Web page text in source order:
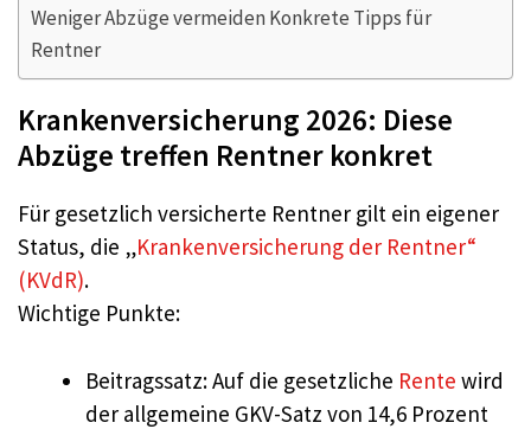
Weniger Abzüge vermeiden Konkrete Tipps für
Rentner
Krankenversicherung 2026: Diese
Abzüge treffen Rentner konkret
Für gesetzlich versicherte Rentner gilt ein eigener
Status, die „Krankenversicherung der Rentner“
(KVdR).
Wichtige Punkte:
Beitragssatz: Auf die gesetzliche Rente wird
der allgemeine GKV-Satz von 14,6 Prozent